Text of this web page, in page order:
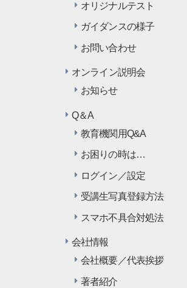
オリジナルテスト
ガイダンスの様子
お問い合わせ
オンライン説明会
お知らせ
Q＆A
教育機関用Q&A
お困りの時は…
ログイン／設定
受講生写真登録方法
スマホ不具合対処法
会社情報
会社概要／代表挨拶
著者紹介